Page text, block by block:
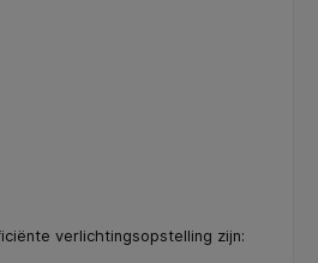
verlichtingsopstelling zijn: